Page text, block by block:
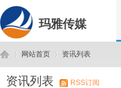
玛雅传媒
网站首页 资讯列表
资讯列表 RSS订阅